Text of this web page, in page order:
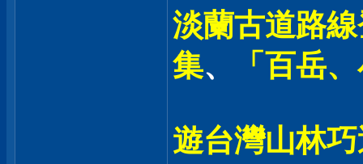
淡蘭古道路
集、 「百岳
遊台灣山林